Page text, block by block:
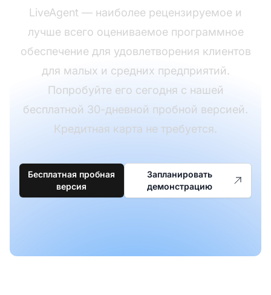
LiveAgent — наиболее рецензируемое и
лучше всего оцениваемое программное
обеспечение для удовлетворения клиентов
для малых и средних предприятий.
Попробуйте его сегодня с нашей
бесплатной 30-дневной пробной версией.
Кредитная карта не требуется.
Бесплатная пробная
версия
Запланировать
демонстрацию